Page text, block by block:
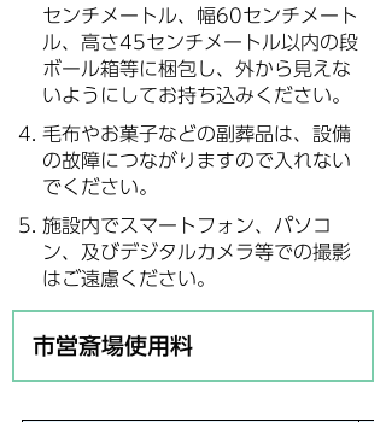
センチメートル、幅60センチメート
ル、高さ45センチメートル以内の段
ボール箱等に梱包し、外から見えな
いようにしてお持ち込みください。
毛布やお菓子などの副葬品は、設備
の故障につながりますので入れない
でください。
施設内でスマートフォン、パソコ
ン、及びデジタルカメラ等での撮影
はご遠慮ください。
市営斎場使用料